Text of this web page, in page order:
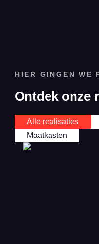
HIER GINGEN WE
Ontdek onze
Maatkasten
Alle realisaties